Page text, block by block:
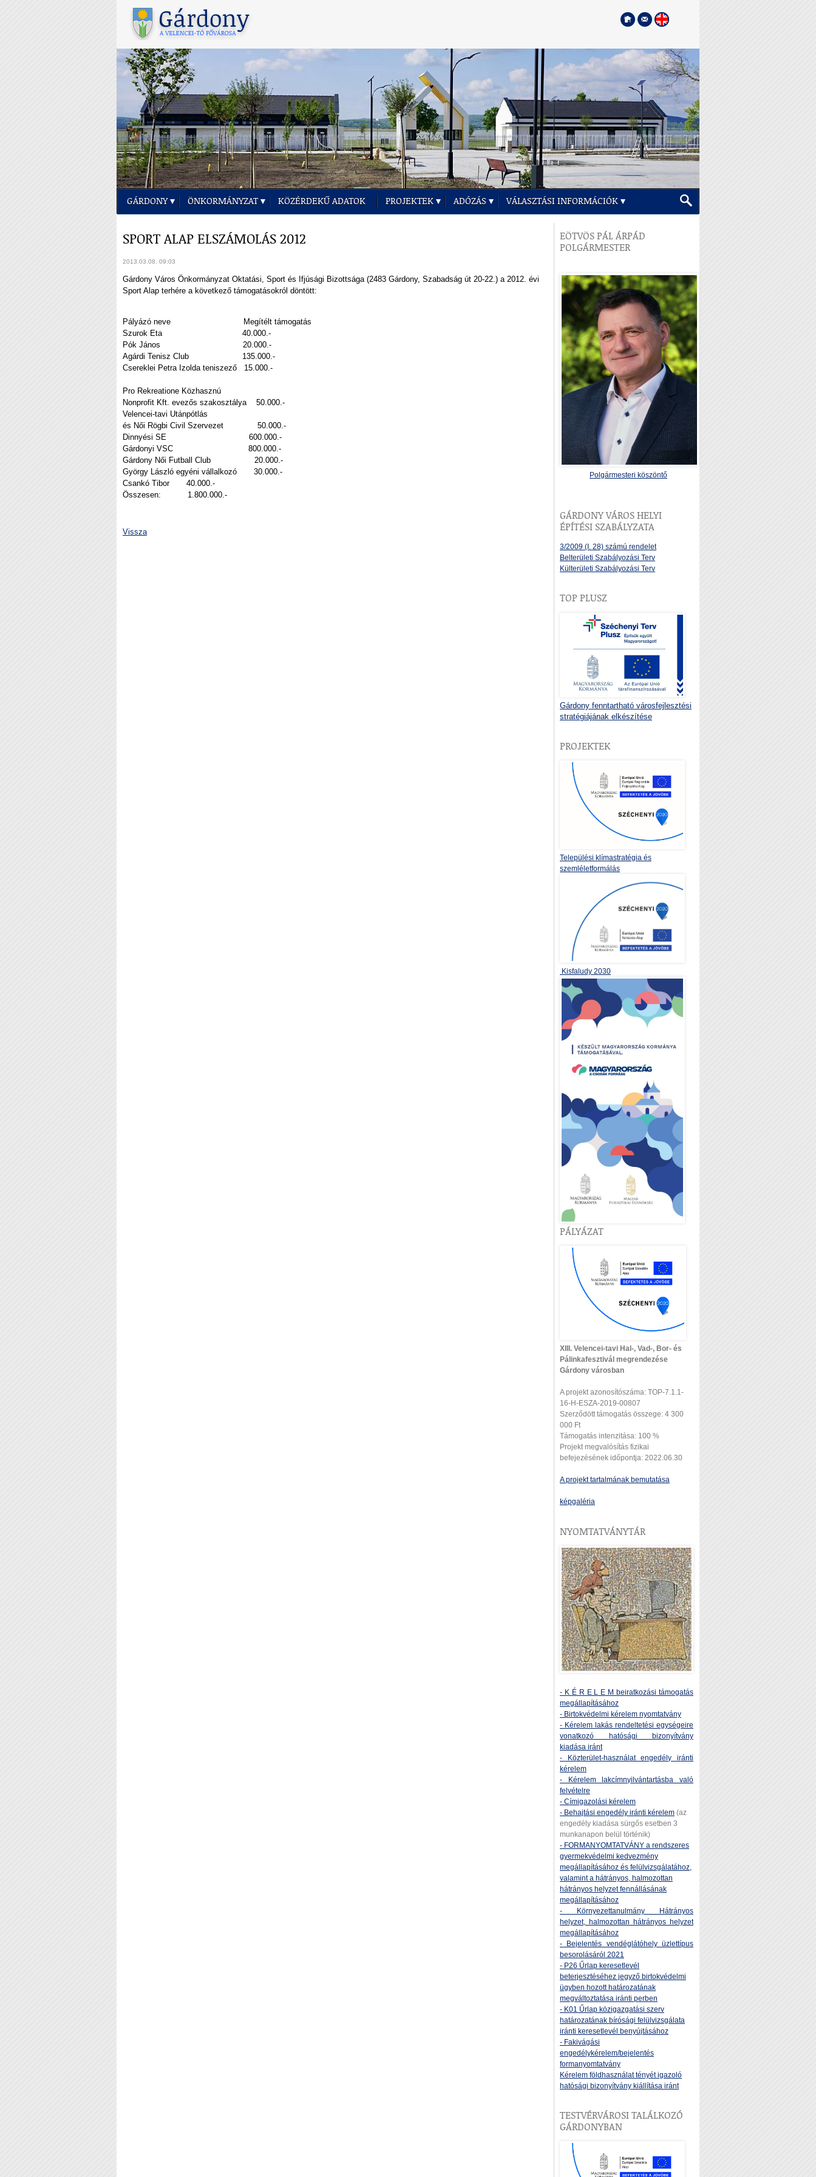
GÁRDONY ÖNKORMÁNYZAT KÖZÉRDEKŰ ADATOK PROJEKTEK ADÓZÁS VÁLASZTÁSI INFORMÁCIÓK
SPORT ALAP ELSZÁMOLÁS 2012
2013.03.08. 09:03
Gárdony Város Önkormányzat Oktatási, Sport és Ifjúsági Bizottsága (2483 Gárdony, Szabadság út 20-22.) a 2012. évi
Sport Alap terhére a következő támogatásokról döntött:
Pályázó neve Megítélt támogatás
Szurok Eta 40.000.-
Pók János 20.000.-
Agárdi Tenisz Club 135.000.-
Csereklei Petra Izolda teniszező 15.000.-
Pro Rekreatione Közhasznú
Nonprofit Kft. evezős szakosztálya 50.000.-
Velencei-tavi Utánpótlás
és Női Rögbi Civil Szervezet 50.000.-
Dinnyési SE 600.000.-
Gárdonyi VSC 800.000.-
Gárdony Női Futball Club 20.000.-
György László egyéni vállalkozó 30.000.-
Csankó Tibor 40.000.-
Összesen: 1.800.000.-
Vissza
EÖTVÖS PÁL ÁRPÁD
POLGÁRMESTER
Polgármesteri köszöntő
GÁRDONY VÁROS HELYI
ÉPÍTÉSI SZABÁLYZATA
3/2009 (I. 28) számú rendelet
Belterületi Szabályozási Terv
Külterületi Szabályozási Terv
TOP PLUSZ
Gárdony fenntartható városfejlesztési
stratégiájának elkészítése
PROJEKTEK
Települési klímastratégia és
szemléletformálás
Kisfaludy 2030
PÁLYÁZAT
XIII. Velencei-tavi Hal-, Vad-, Bor- és
Pálinkafesztivál megrendezése
Gárdony városban
A projekt azonosítószáma: TOP-7.1.1-
16-H-ESZA-2019-00807
Szerződött támogatás összege: 4 300
000 Ft
Támogatás intenzitása: 100 %
Projekt megvalósítás fizikai
befejezésének időpontja: 2022.06.30
A projekt tartalmának bemutatása
képgaléria
NYOMTATVÁNYTÁR
- K É R E L E M beiratkozási támogatás
megállapításához
- Birtokvédelmi kérelem nyomtatvány
- Kérelem lakás rendeltetési egységeire
vonatkozó hatósági bizonyítvány
kiadása iránt
- Közterület-használat engedély iránti
kérelem
- Kérelem lakcímnyilvántartásba való
felvételre
- Címigazolási kérelem
- Behajtási engedély iránti kérelem (az
engedély kiadása sürgős esetben 3
munkanapon belül történik)
- FORMANYOMTATVÁNY a rendszeres
gyermekvédelmi kedvezmény
megállapításához és felülvizsgálatához,
valamint a hátrányos, halmozottan
hátrányos helyzet fennállásának
megállapításához
- Környezettanulmány Hátrányos
helyzet, halmozottan hátrányos helyzet
megállapításához
- Bejelentés vendéglátóhely üzlettípus
besorolásáról 2021
- P26 Űrlap keresetlevél
beterjesztéséhez jegyző birtokvédelmi
ügyben hozott határozatának
megváltoztatása iránti perben
- K01 Űrlap közigazgatási szerv
határozatának bírósági felülvizsgálata
iránti keresetlevél benyújtásához
- Fakivágási
engedélykérelem/bejelentés
formanyomtatvány
Kérelem földhasználat tényét igazoló
hatósági bizonyítvány kiállítása iránt
TESTVÉRVÁROSI TALÁLKOZÓ
GÁRDONYBAN